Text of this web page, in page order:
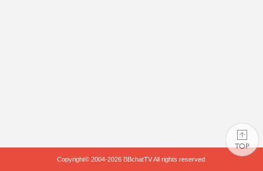
Copyright© 2004-2026 BBchatTVAll rights reserved.